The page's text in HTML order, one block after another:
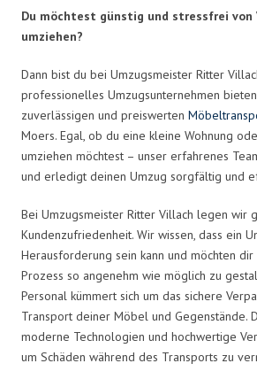
Du möchtest günstig und stressfrei von
umziehen?
Dann bist du bei Umzugsmeister Ritter
professionelles Umzugsunternehmen
zuverlässigen und preiswerten
Moers. Egal, ob du eine kleine Wohnung
umziehen möchtest – unser erfahrenes
und erledigt deinen Umzug sorgfältig und
Bei Umzugsmeister Ritter Villach legen wir
Kundenzufriedenheit. Wir wissen, dass ein
Herausforderung sein kann und möchten
Prozess so angenehm wie möglich zu
Personal kümmert sich um das sichere
Transport deiner Möbel und Gegenstände.
moderne Technologien und hochwertige
um Schäden während des Transports zu